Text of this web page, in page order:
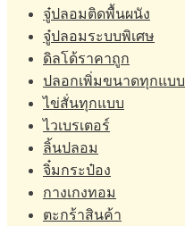
จู๋ปลอมติดพื้นผนัง
จู๋ปลอมระบบพิเศษ
ดิลโด้ราคาถูก
ปลอกเพิ่มขนาดทุกแบบ
ไข่สั่นทุกแบบ
ไวเบรเตอร์
ลิ้นปลอม
จิ๋มกระป๋อง
กางเกงทอม
ตะกร้าสินค้า